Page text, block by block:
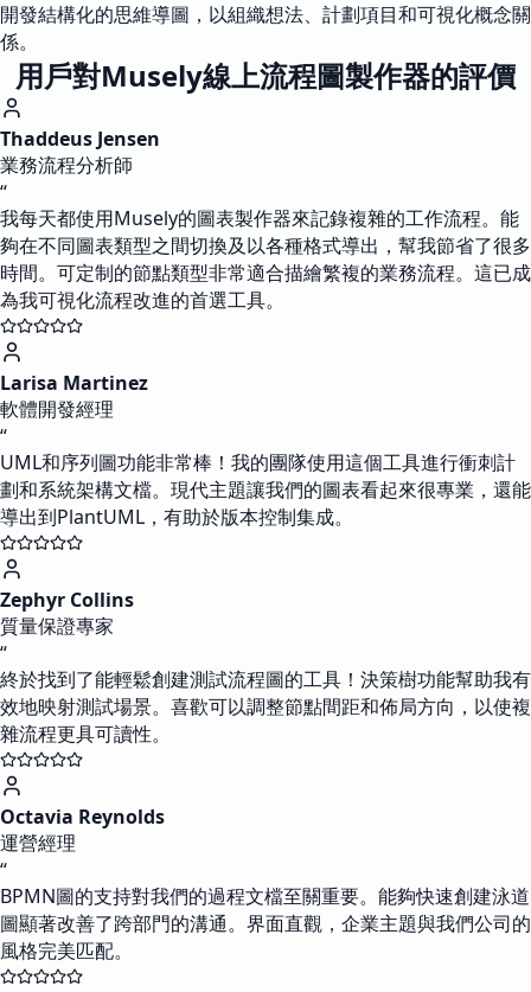
開發結構化的思維導圖，以組織想法、計劃項目和可視化概念關
係。
用戶對Musely線上流程圖製作器的評價
Thaddeus Jensen
業務流程分析師
“
我每天都使用Musely的圖表製作器來記錄複雜的工作流程。能
夠在不同圖表類型之間切換及以各種格式導出，幫我節省了很多
時間。可定制的節點類型非常適合描繪繁複的業務流程。這已成
為我可視化流程改進的首選工具。
Larisa Martinez
軟體開發經理
“
UML和序列圖功能非常棒！我的團隊使用這個工具進行衝刺計
劃和系統架構文檔。現代主題讓我們的圖表看起來很專業，還能
導出到PlantUML，有助於版本控制集成。
Zephyr Collins
質量保證專家
“
終於找到了能輕鬆創建測試流程圖的工具！決策樹功能幫助我有
效地映射測試場景。喜歡可以調整節點間距和佈局方向，以使複
雜流程更具可讀性。
Octavia Reynolds
運營經理
“
BPMN圖的支持對我們的過程文檔至關重要。能夠快速創建泳道
圖顯著改善了跨部門的溝通。界面直觀，企業主題與我們公司的
風格完美匹配。